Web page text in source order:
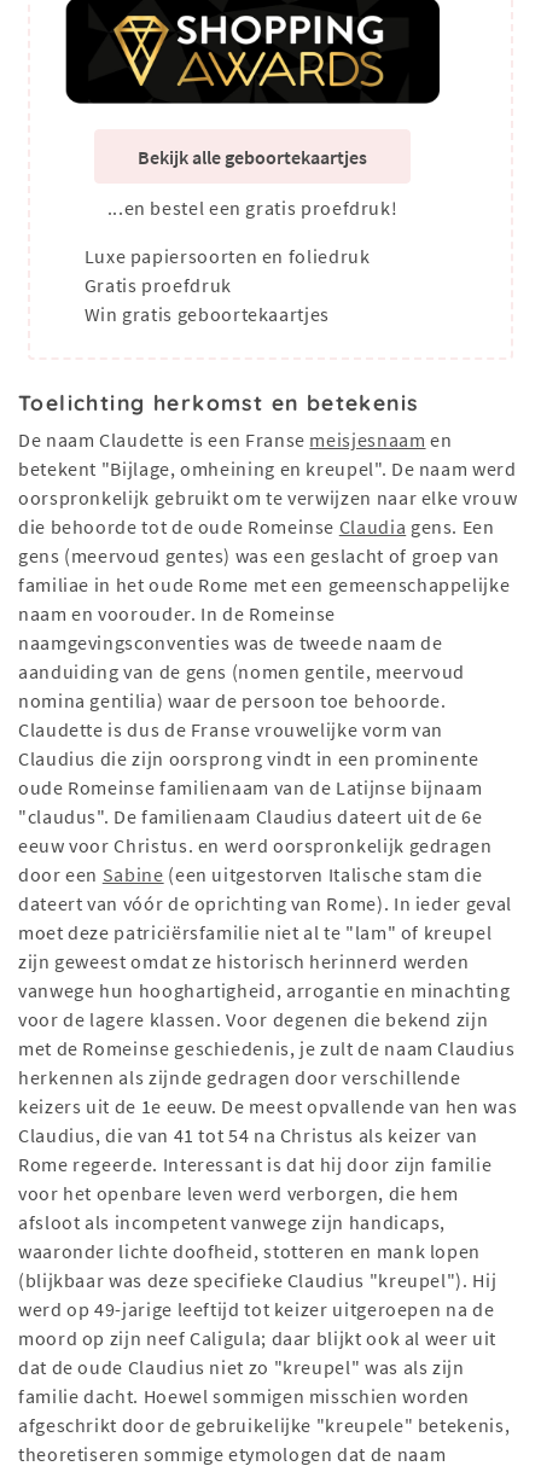
Bekijk alle geboortekaartjes
...en bestel een gratis proefdruk!
Luxe papiersoorten en foliedruk
Gratis proefdruk
Win gratis geboortekaartjes
Toelichting herkomst en betekenis
De naam Claudette is een Franse meisjesnaam en
betekent "Bijlage, omheining en kreupel". De naam werd
oorspronkelijk gebruikt om te verwijzen naar elke vrouw
die behoorde tot de oude Romeinse Claudia gens. Een
gens (meervoud gentes) was een geslacht of groep van
familiae in het oude Rome met een gemeenschappelijke
naam en voorouder. In de Romeinse
naamgevingsconventies was de tweede naam de
aanduiding van de gens (nomen gentile, meervoud
nomina gentilia) waar de persoon toe behoorde.
Claudette is dus de Franse vrouwelijke vorm van
Claudius die zijn oorsprong vindt in een prominente
oude Romeinse familienaam van de Latijnse bijnaam
"claudus". De familienaam Claudius dateert uit de 6e
eeuw voor Christus. en werd oorspronkelijk gedragen
door een Sabine (een uitgestorven Italische stam die
dateert van vóór de oprichting van Rome). In ieder geval
moet deze patriciërsfamilie niet al te "lam" of kreupel
zijn geweest omdat ze historisch herinnerd werden
vanwege hun hooghartigheid, arrogantie en minachting
voor de lagere klassen. Voor degenen die bekend zijn
met de Romeinse geschiedenis, je zult de naam Claudius
herkennen als zijnde gedragen door verschillende
keizers uit de 1e eeuw. De meest opvallende van hen was
Claudius, die van 41 tot 54 na Christus als keizer van
Rome regeerde. Interessant is dat hij door zijn familie
voor het openbare leven werd verborgen, die hem
afsloot als incompetent vanwege zijn handicaps,
waaronder lichte doofheid, stotteren en mank lopen
(blijkbaar was deze specifieke Claudius "kreupel"). Hij
werd op 49-jarige leeftijd tot keizer uitgeroepen na de
moord op zijn neef Caligula; daar blijkt ook al weer uit
dat de oude Claudius niet zo "kreupel" was als zijn
familie dacht. Hoewel sommigen misschien worden
afgeschrikt door de gebruikelijke "kreupele" betekenis,
theoretiseren sommige etymologen dat de naam